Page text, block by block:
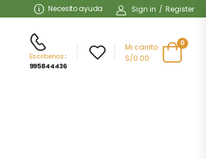
Necesito ayuda Sign in / Register
Escribenos:
995844436
Mi carrito
S/0.00
0